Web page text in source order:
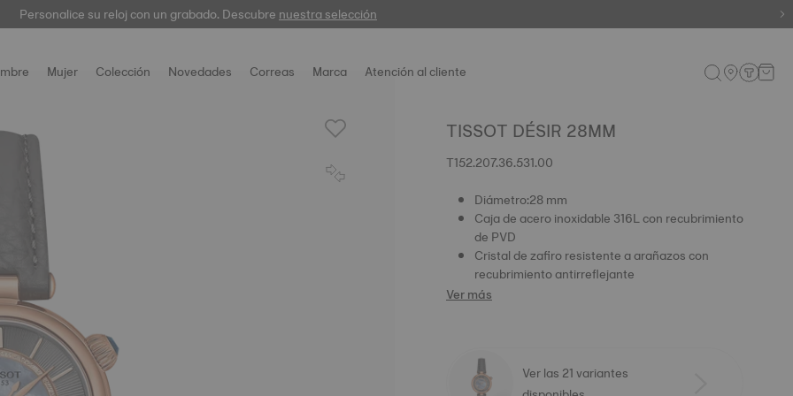
Personalice su reloj con un grabado. Descubrenuestra selección
garantía digital
Mujer Colección Novedades Correas Marca Atención al cliente
TISSOT DÉSIR 28MM
T152.207.36.531.00
Diámetro:28 mm
Caja de acero inoxidable 316L con recubrimiento
de PVD
Cristal de zafiro resistente a arañazos con
recubrimiento antirreflejante
Ver más
Ver las 21 variantes